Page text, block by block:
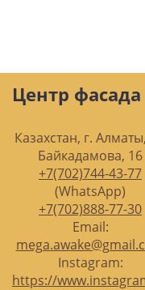
Центр фасада
Казахстан, г.
Байкадамова, 16
+7(702)744-43-77
(WhatsApp)
+7(702)888-77-30
Email:
Instagram:
https://